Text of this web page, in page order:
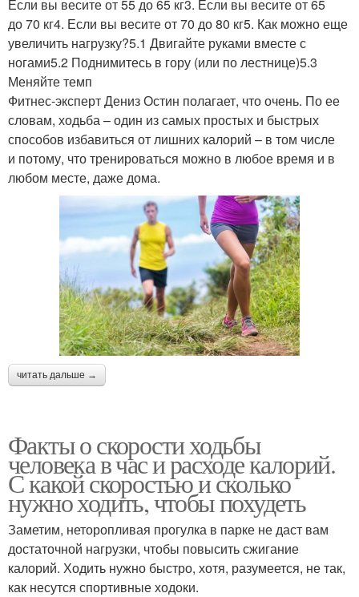
Если вы весите от 55 до 65 кг3. Если вы весите от 65
до 70 кг4. Если вы весите от 70 до 80 кг5. Как можно еще
увеличить нагрузку?5.1 Двигайте руками вместе с
ногами5.2 Поднимитесь в гору (или по лестнице)5.3
Меняйте темп
Фитнес-эксперт Дениз Остин полагает, что очень. По ее
словам, ходьба – один из самых простых и быстрых
способов избавиться от лишних калорий – в том числе
и потому, что тренироваться можно в любое время и в
любом месте, даже дома.
читать дальше →
Факты о скорости ходьбы
человека в час и расходе калорий.
С какой скоростью и сколько
нужно ходить, чтобы похудеть
Заметим, неторопливая прогулка в парке не даст вам
достаточной нагрузки, чтобы повысить сжигание
калорий. Ходить нужно быстро, хотя, разумеется, не так,
как несутся спортивные ходоки.